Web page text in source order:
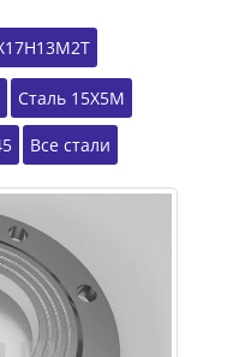
Сталь 15Х5М
Все стали